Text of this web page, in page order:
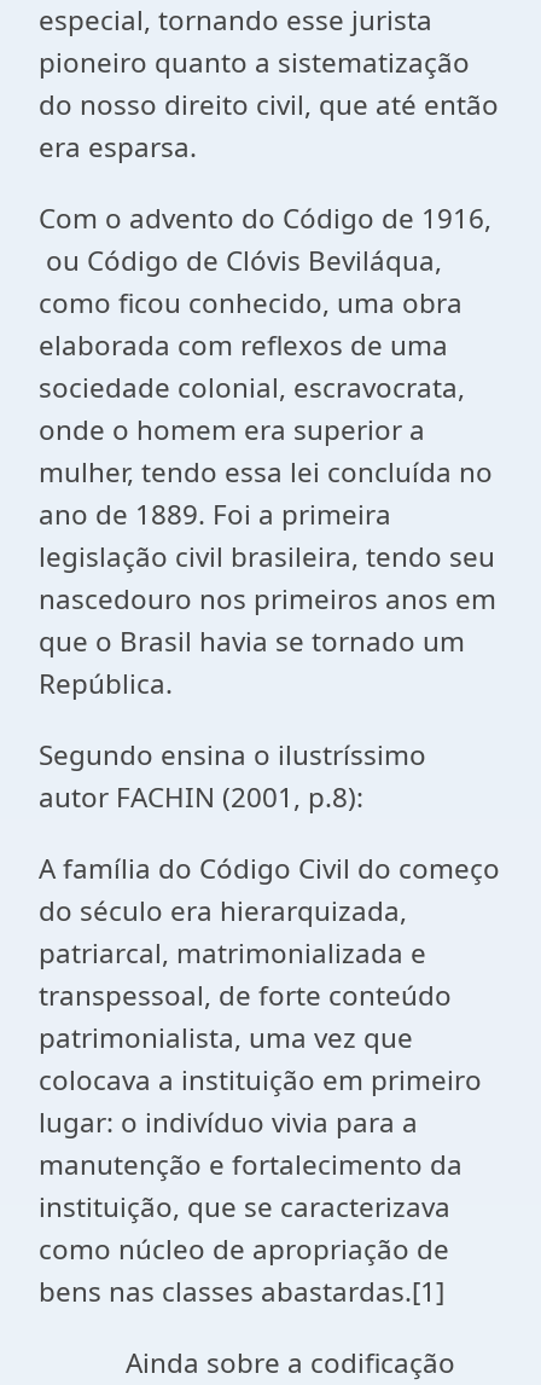
especial, tornando esse jurista
pioneiro quanto a sistematização
do nosso direito civil, que até então
era esparsa.
Com o advento do Código de 1916,
ou Código de Clóvis Beviláqua,
como ficou conhecido, uma obra
elaborada com reflexos de uma
sociedade colonial, escravocrata,
onde o homem era superior a
mulher, tendo essa lei concluída no
ano de 1889. Foi a primeira
legislação civil brasileira, tendo seu
nascedouro nos primeiros anos em
que o Brasil havia se tornado um
República.
Segundo ensina o ilustríssimo
autor FACHIN (2001, p.8):
A família do Código Civil do começo
do século era hierarquizada,
patriarcal, matrimonializada e
transpessoal, de forte conteúdo
patrimonialista, uma vez que
colocava a instituição em primeiro
lugar: o indivíduo vivia para a
manutenção e fortalecimento da
instituição, que se caracterizava
como núcleo de apropriação de
bens nas classes abastardas.[1]
Ainda sobre a codificação